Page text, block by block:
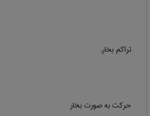
تراکم بخار.
حرکت به صورت بخار